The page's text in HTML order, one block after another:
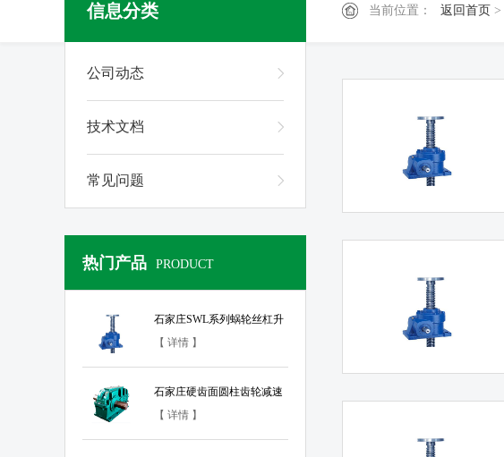
当前位置： 返回首页 >
信息分类
公司动态
技术文档
常见问题
热门产品 PRODUCT
石家庄SWL系列蜗轮丝杠升
降机
【 详情 】
石家庄硬齿面圆柱齿轮减速
器【 详情 】